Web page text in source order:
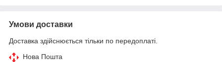
Умови доставки
Доставка здійснюється тільки по передоплаті.
Нова Пошта